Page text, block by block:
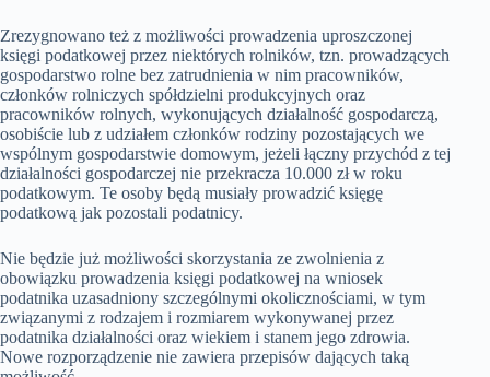
Zrezygnowano też z możliwości prowadzenia uproszczonej
księgi podatkowej przez niektórych rolników, tzn. prowadzących
gospodarstwo rolne bez zatrudnienia w nim pracowników,
członków rolniczych spółdzielni produkcyjnych oraz
pracowników rolnych, wykonujących działalność gospodarczą,
osobiście lub z udziałem członków rodziny pozostających we
wspólnym gospodarstwie domowym, jeżeli łączny przychód z tej
działalności gospodarczej nie przekracza 10.000 zł w roku
podatkowym. Te osoby będą musiały prowadzić księgę
podatkową jak pozostali podatnicy.
Nie będzie już możliwości skorzystania ze zwolnienia z
obowiązku prowadzenia księgi podatkowej na wniosek
podatnika uzasadniony szczególnymi okolicznościami, w tym
związanymi z rodzajem i rozmiarem wykonywanej przez
podatnika działalności oraz wiekiem i stanem jego zdrowia.
Nowe rozporządzenie nie zawiera przepisów dających taką